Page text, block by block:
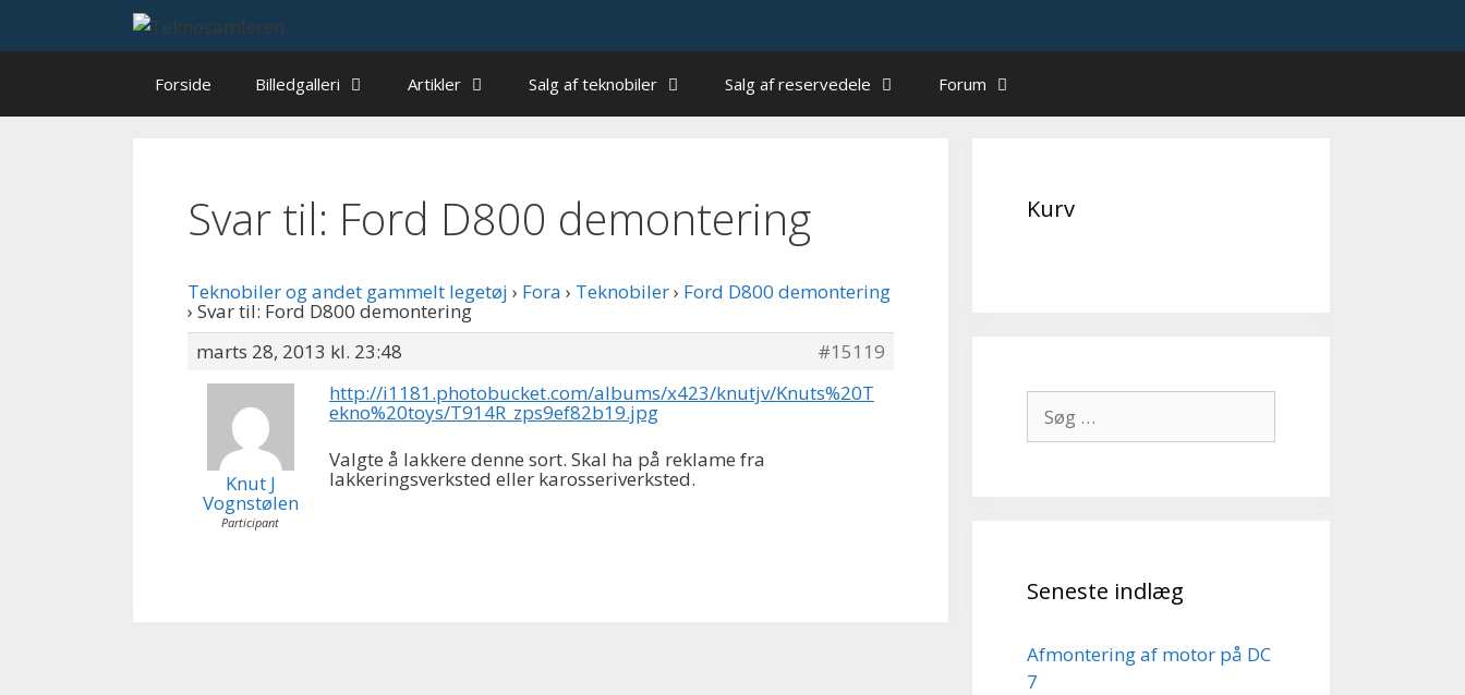
Forside Billedgalleri Artikler Salg af teknobiler Salg af reservedele Forum
Svar til: Ford D800 demontering
Teknobiler og andet gammelt legetøj › Fora › Teknobiler› Ford D800 demontering
› Svar til: Ford D800 demontering
marts 28, 2013 kl. 23:48
#15119
Knut J
Vognstølen
Participant
http://i1181.photobucket.com/albums/x423/knutjv/Knuts%20T
ekno%20toys/T914R_zps9ef82b19.jpg
Valgte å lakkere denne sort. Skal ha på reklame fra
lakkeringsverksted eller karosseriverksted.
Kurv
efter:
Seneste indlæg
Afmontering af motor på DC
7